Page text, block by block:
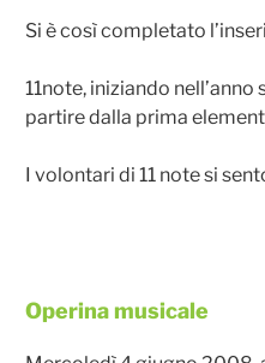
Si è così completato
11note, iniziando
partire dalla prima
I volontari di 11 note si
Pubblicato
Operina musicale